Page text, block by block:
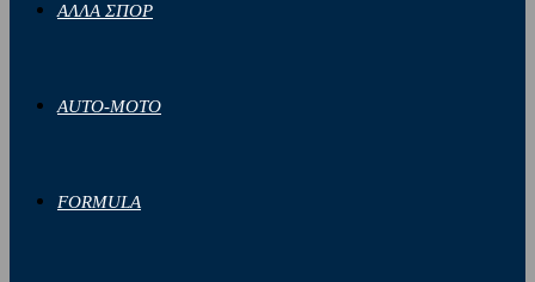
ΑΛΛΑ ΣΠΟΡ
AUTO-MOTO
FORMULA